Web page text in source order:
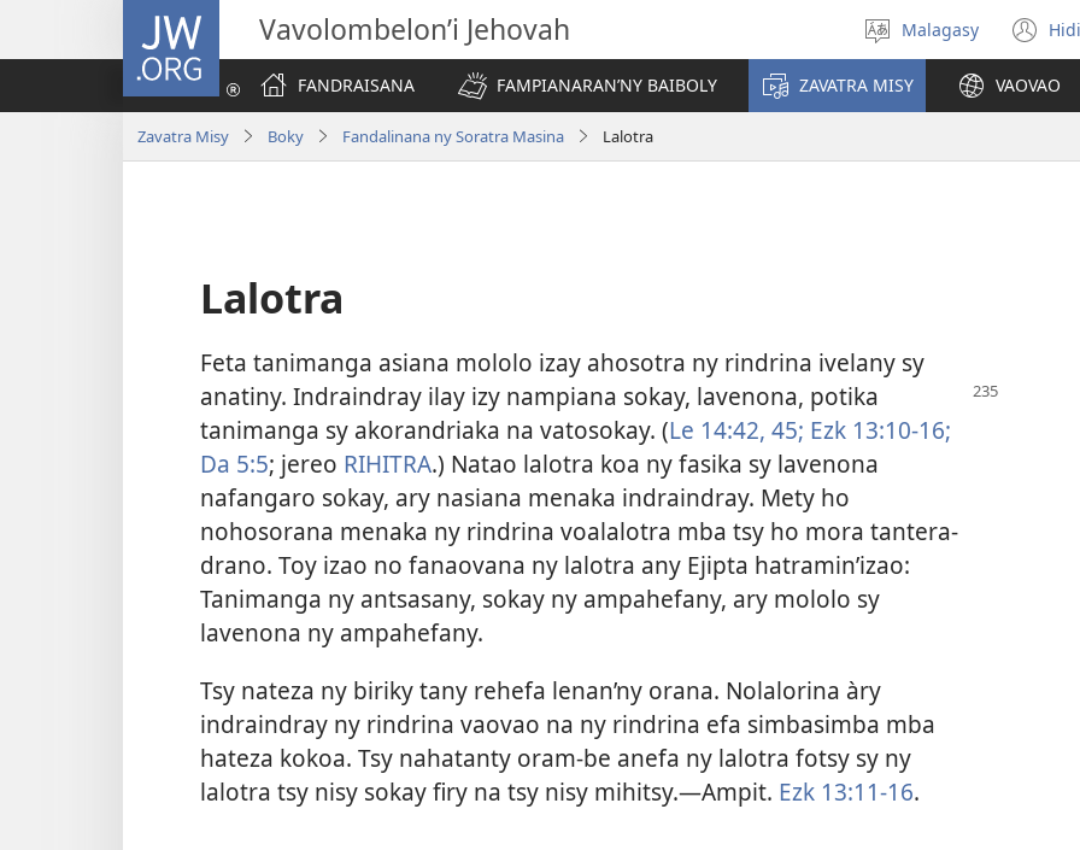
JW.ORG Vavolombelon’i Jehovah
Hifidy
fiteny
Malagasy
FANDRAISANA
FAMPIANARAN’NY BAIBOLY ZAVATRA MISY VAOVAO
Zavatra Misy Boky Fandalinana ny Soratra Masina Lalotra
Lalotra
Feta tanimanga asiana mololo izay ahosotra ny rindrina ivelany sy
anatiny. Indraindray ilay izy nampiana sokay, lavenona, potika
tanimanga sy akorandriaka na vatosokay. (Le 14:42, 45; Ezk 13:10-16;
Da 5:5; jereo RIHITRA.) Natao lalotra koa ny fasika sy lavenona
nafangaro sokay, ary nasiana menaka indraindray. Mety ho
nohosorana menaka ny rindrina voalalotra mba tsy ho mora tantera-
drano. Toy izao no fanaovana ny lalotra any Ejipta hatramin’izao:
Tanimanga ny antsasany, sokay ny ampahefany, ary mololo sy
lavenona ny ampahefany.
Tsy nateza ny biriky tany rehefa lenan’ny orana. Nolalorina àry
indraindray ny rindrina vaovao na ny rindrina efa simbasimba mba
hateza kokoa. Tsy nahatanty oram-be anefa ny lalotra fotsy sy ny
lalotra tsy nisy sokay firy na tsy nisy mihitsy.​—Ampit. Ezk 13:11-16.